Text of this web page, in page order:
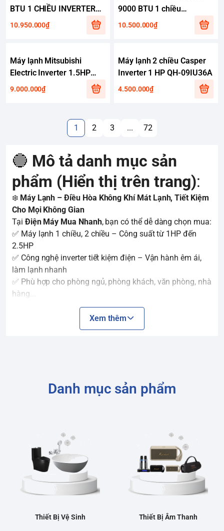
chiều 27.000BTU
BTU 1 CHIỀU INVERTER
FTKF35XVMV
10.950.000₫
9000 BTU 1 chiều
FTKY25WAVMV
10.500.000₫
Máy lạnh Mitsubishi
Electric Inverter 1.5HP
MSY/MUY-JW35VF
9.000.000₫
Máy lạnh 2 chiều Casper
Inverter 1 HP QH-09IU36A
4.500.000₫
1 2 3 ... 72
🔵 Mô tả danh mục sản
phẩm (Hiển thị trên trang):
❄️ Máy Lạnh – Điều Hòa Không Khí Mát Lạnh, Tiết Kiệm
Cho Mọi Không Gian
Tại Điện Máy Mua Nhanh, bạn có thể dễ dàng chọn mua:
✅ Máy lạnh 1 chiều, 2 chiều – Công suất từ 1HP đến
2.5HP
✅ Công nghệ inverter tiết kiệm điện – Vận hành êm ái,
làm lạnh nhanh
✅ Phù hợp cho phòng ngủ, phòng khách, văn phòng, nhà
hàng...
Thương hiệu nổi bật: Daikin, Panasonic, LG, Casper,
Giao nhanh – Lắp đặt tận nơi – Giá tốt – Hỗ trợ trả
Xem thêm
Danh mục sản phẩm
Thiết Bị Vệ Sinh Thiết Bị Âm Thanh